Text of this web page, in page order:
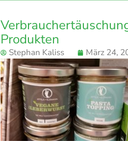
Produkten
Stephan Kaliss März 24,